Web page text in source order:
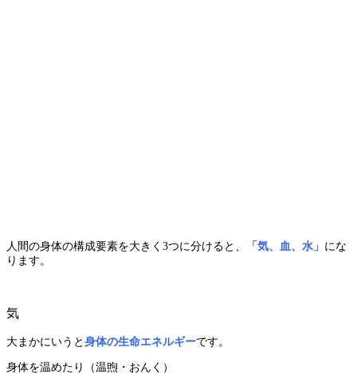
人間の身体の構成要素を大きく3つに分けると、 「気、血、水」 にな
ります。
気
大まかにいうと 身体の生命エネルギーです。
身体を温めたり（温煦・おんく）